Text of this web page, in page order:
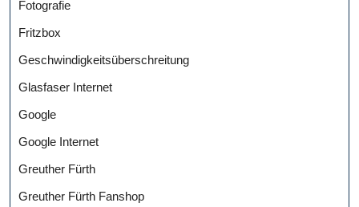
Fotografie
Fritzbox
Geschwindigkeitsüberschreitung
Glasfaser Internet
Google
Google Internet
Greuther Fürth
Greuther Fürth Fanshop